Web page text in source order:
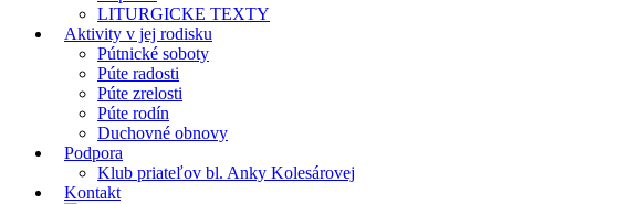
LITURGICKE TEXTY
Aktivity v jej rodisku
Pútnické soboty
Púte radosti
Púte zrelosti
Púte rodín
Duchovné obnovy
Podpora
Klub priateľov bl. Anky Kolesárovej
Kontakt